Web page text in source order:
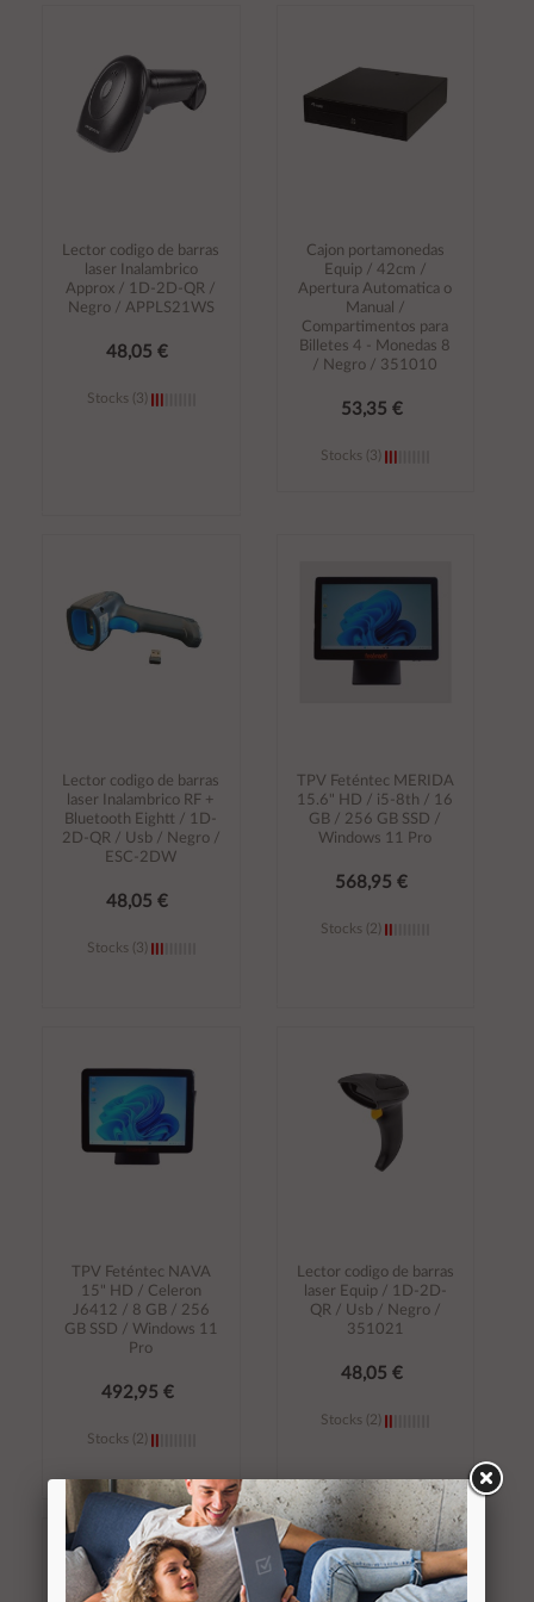
Lector codigo de barras
laser Inalambrico
Approx / 1D-2D-QR /
Negro / APPLS21WS
48,05 €
Stocks (3)
Cajon portamonedas
Equip / 42cm /
Apertura Automatica o
Manual /
Compartimentos para
Billetes 4 - Monedas 8
/ Negro / 351010
53,35 €
Stocks (3)
Lector codigo de barras
laser Inalambrico RF +
Bluetooth Eightt / 1D-
2D-QR / Usb / Negro /
ESC-2DW
48,05 €
Stocks (3)
carrito
TPV Feténtec MERIDA
15.6" HD / i5-8th / 16
GB / 256 GB SSD /
Windows 11 Pro
568,95 €
Stocks (2)
TPV Feténtec NAVA
15" HD / Celeron
J6412 / 8 GB / 256
GB SSD / Windows 11
Pro
492,95 €
Stocks (2)
Añadir al
carrito
Lector codigo de barras
laser Equip / 1D-2D-
QR / Usb / Negro /
351021
48,05 €
Stocks (2)
Añadir al
carrito